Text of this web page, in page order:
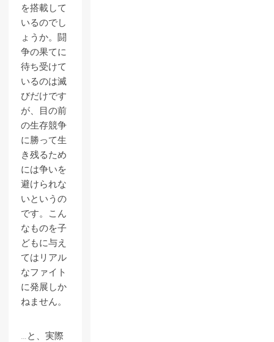
を搭載して
いるのでし
ょうか。闘
争の果てに
待ち受けて
いるのは滅
びだけです
が、目の前
の生存競争
に勝って生
き残るため
には争いを
避けられな
いというの
です。こん
なものを子
どもに与え
てはリアル
なファイト
に発展しか
ねません。
…と、実際